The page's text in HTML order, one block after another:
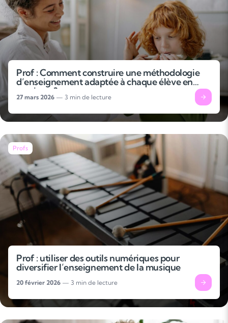
Prof : Comment construire une méthodologie
d’enseignement adaptée à chaque élève en
musique ?
27 mars 2026 — 3 min de lecture
Profs
Prof : utiliser des outils numériques pour
diversifier l’enseignement de la musique
20 février 2026 — 3 min de lecture